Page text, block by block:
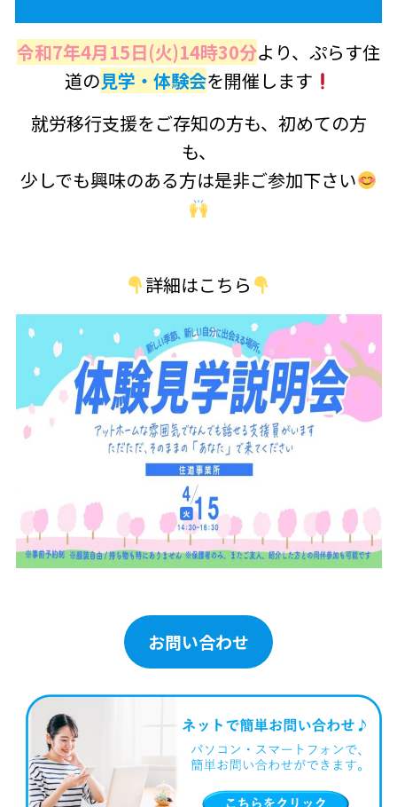
令和7年4月15日(火)14時30分より、ぷらす住
道の見学・体験会を開催します
就労移行支援をご存知の方も、初めての方
も、
少しでも興味のある方は是非ご参加下さい
詳細はこちら
お問い合わせ